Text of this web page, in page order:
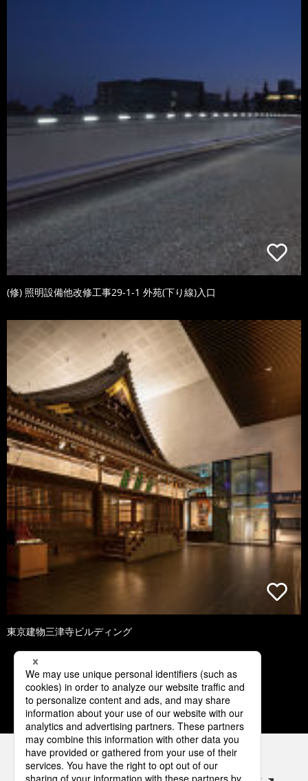
(修) 照明設備他改修工事29-1-1 外苑(下り線)入口
東京建物三津寺ビルディング
1 2 3 4 5
パナソニックの電気設備 SNSアカウント